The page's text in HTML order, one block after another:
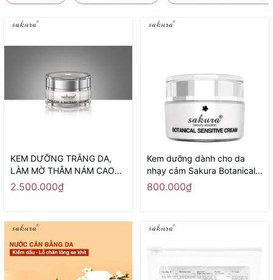
KEM DƯỠNG TRẮNG DA,
LÀM MỜ THÂM NÁM CAO
CẤP BAN NGÀY SAKURA
SPOT CARE & WHITENING
xuất tại Nhật Bản
2.500.000₫
Kem dưỡng dành cho da
nhạy cảm Sakura Botanical
Sensitive Cream 30g
800.000₫